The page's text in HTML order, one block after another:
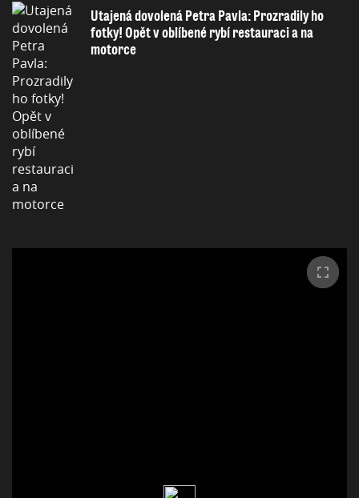
Utajená dovolená Petra Pavla: Prozradily ho
fotky! Opět v oblíbené rybí restauraci a na
motorce